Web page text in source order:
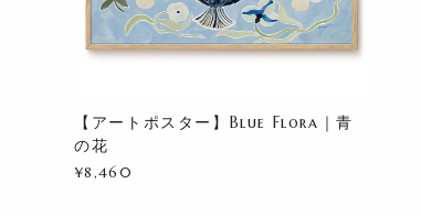
【アートポスター】Blue Flora｜青
の花
¥8,460